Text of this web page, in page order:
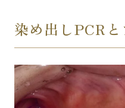
染め出しPCR